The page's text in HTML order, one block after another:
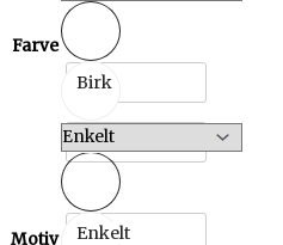
Farve
Birk
Eg
Motiv Enkelt